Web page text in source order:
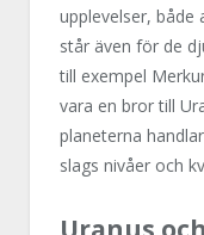
upplevelser, både
står även för de
till exempel
vara en bror till
planeterna
slags nivåer och